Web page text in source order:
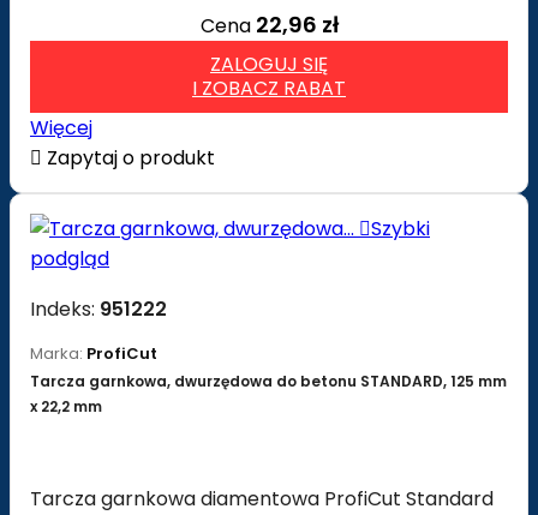
Cena 22,96 zł
ZALOGUJ SIĘ
I ZOBACZ RABAT
Więcej
 Zapytaj o produkt
Szybki
podgląd
Indeks: 951222
Marka: ProfiCut
Tarcza garnkowa, dwurzędowa do betonu STANDARD, 125 mm
x 22,2 mm
Tarcza garnkowa diamentowa ProfiCut Standard